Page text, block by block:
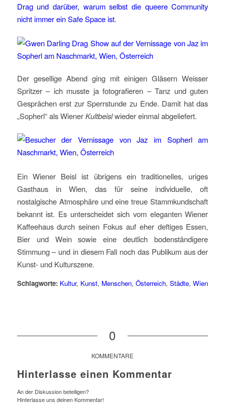
Drag und darüber, warum selbst die queere Community
nicht immer ein Safe Space ist.
Der gesellige Abend ging mit einigen Gläsern Weisser
Spritzer – ich musste ja fotografieren – Tanz und guten
Gesprächen erst zur Sperrstunde zu Ende. Damit hat das
„Sopherl“ als WienerKultbeislwieder einmal abgeliefert.
Ein Wiener Beisl ist übrigens ein traditionelles, uriges
Gasthaus in Wien, das für seine individuelle, oft
nostalgische Atmosphäre und eine treue Stammkundschaft
bekannt ist. Es unterscheidet sich vom eleganten Wiener
Kaffeehaus durch seinen Fokus auf eher deftiges Essen,
Bier und Wein sowie eine deutlich bodenständigere
Stimmung – und in diesem Fall noch das Publikum aus der
Kunst- und Kulturszene.
Schlagworte: Kultur, Kunst, Menschen, Österreich, Städte, Wien
0
KOMMENTARE
Hinterlasse einen Kommentar
An der Diskussion beteiligen?
Hinterlasse uns deinen Kommentar!